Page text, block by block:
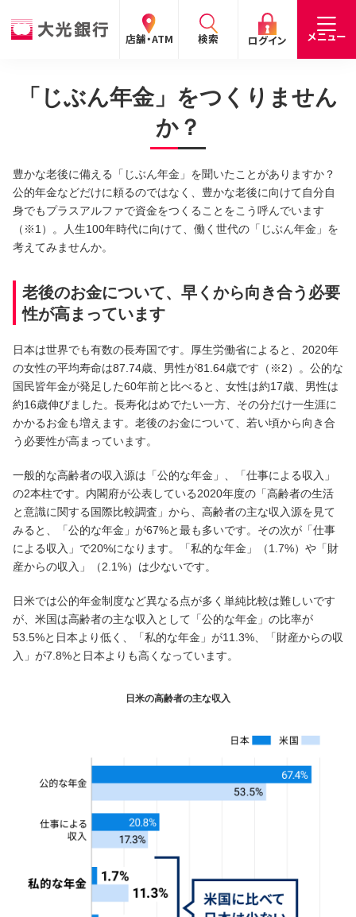
店舗・ATM 検索 ログイン メニュー
閉じる
手数料 預金金利 お問合わせ
個人の
お客さま
法人の
お客さま
企業・
IR情報
採用
情報
閉じる
個人のお客さま
サービスのご案内 ログイン
デビット会員用 Web
サービスのご案内
たいこうインターネット投信
サービスのご案内 ログイン
たいこうNavi
（たいこうNaviをご利用のお客さま向け）
サービスのご案内 ログイン（※）
※たいこうNaviはウェルスナビ株式会社が提供するサービスです。
これより先のページは、ウェルスナビ株式会社が運営するサイトとなりま
す。
法人のお客さま
たいこうオフィスe-バンキング
サービスのご案内
たいこうでんさいサービス
（電子債権をご利用のお客さま向け）
サービスのご案内
閉じる
「じぶん年金」をつくりません
か？
豊かな老後に備える「じぶん年金」を聞いたことがありますか？
公的年金などだけに頼るのではなく、豊かな老後に向けて自分自
身でもプラスアルファで資金をつくることをこう呼んでいます
（※1）。人生100年時代に向けて、働く世代の「じぶん年金」を
考えてみませんか。
老後のお金について、早くから向き合う必要
性が高まっています
日本は世界でも有数の長寿国です。厚生労働省によると、2020年
の女性の平均寿命は87.74歳、男性が81.64歳です（※2）。公的な
国民皆年金が発足した60年前と比べると、女性は約17歳、男性は
約16歳伸びました。長寿化はめでたい一方、その分だけ一生涯に
かかるお金も増えます。老後のお金について、若い頃から向き合
う必要性が高まっています。
一般的な高齢者の収入源は「公的な年金」、「仕事による収入」
の2本柱です。内閣府が公表している2020年度の「高齢者の生活
と意識に関する国際比較調査」から、高齢者の主な収入源を見て
みると、「公的な年金」が67%と最も多いです。その次が「仕事
による収入」で20%になります。「私的な年金」（1.7%）や「財
産からの収入」（2.1%）は少ないです。
日米では公的年金制度など異なる点が多く単純比較は難しいです
が、米国は高齢者の主な収入として「公的な年金」の比率が
53.5%と日本より低く、「私的な年金」が11.3%、「財産からの収
入」が7.8%と日本よりも高くなっています。
日米の高齢者の主な収入